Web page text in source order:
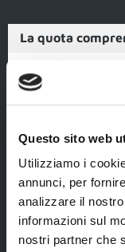
Questo sito web
Utilizziamo i
annunci, per
analizzare il
informazioni sul
nostri partner che
La quota
2 notti a
Reykjavík in
hotel***
Klettur o
similare),
standard con
servizi,